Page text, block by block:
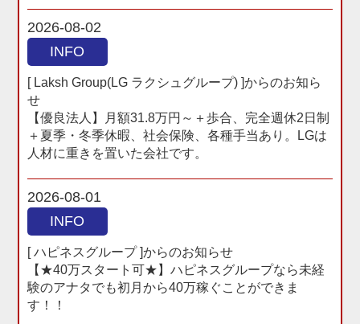
2026-08-02
INFO
[ Laksh Group(LG ラクシュグループ) ]からのお知ら
せ
【優良法人】月額31.8万円～＋歩合、完全週休2日制
＋夏季・冬季休暇、社会保険、各種手当あり。LGは
人材に重きを置いた会社です。
2026-08-01
INFO
[ ハピネスグループ ]からのお知らせ
【★40万スタート可★】ハピネスグループなら未経
験のアナタでも初月から40万稼ぐことができま
す！！